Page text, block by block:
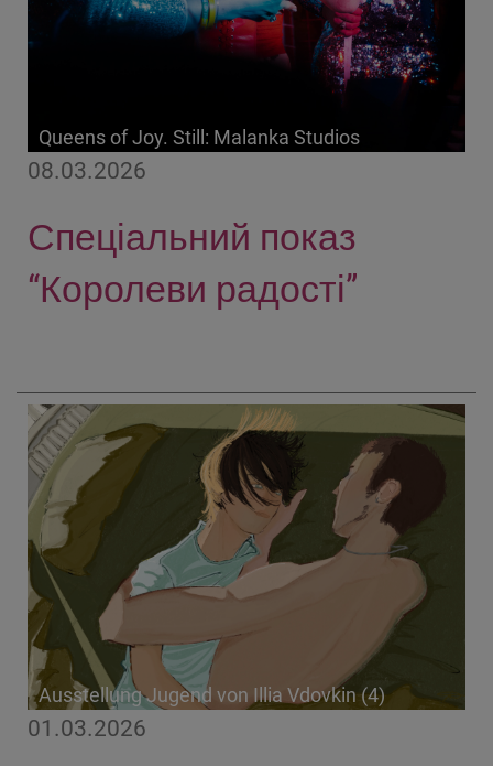
08.03.2026
Спеціальний показ
“Королеви радості”
Queens of Joy. Still: Malanka Studios
01.03.2026
Ausstellung Jugend von Illia Vdovkin (4)